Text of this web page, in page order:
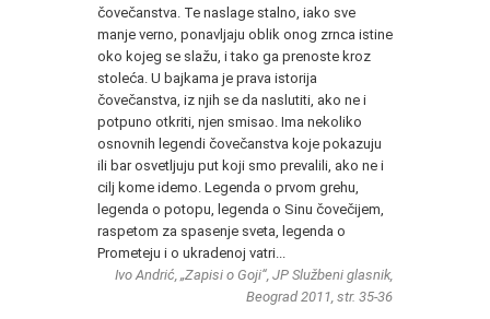
čovečanstva. Te naslage stalno, iako sve
manje verno, ponavljaju oblik onog zrnca istine
oko kojeg se slažu, i tako ga prenoste kroz
stoleća. U bajkama je prava istorija
čovečanstva, iz njih se da naslutiti, ako ne i
potpuno otkriti, njen smisao. Ima nekoliko
osnovnih legendi čovečanstva koje pokazuju
ili bar osvetljuju put koji smo prevalili, ako ne i
cilj kome idemo. Legenda o prvom grehu,
legenda o potopu, legenda o Sinu čovečijem,
raspetom za spasenje sveta, legenda o
Prometeju i o ukradenoj vatri...
Ivo Andrić, „Zapisi o Goji“, JP Službeni glasnik,
Beograd 2011, str. 35-36